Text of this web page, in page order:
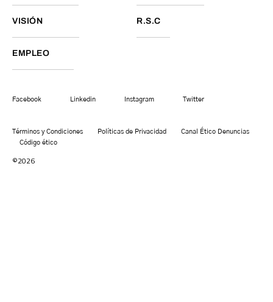
VISIÓN R.S.C
EMPLEO
Facebook Linkedin Instagram Twitter
Términos y Condiciones Políticas de Privacidad
Canal Ético Denuncias
Código ético
©2026